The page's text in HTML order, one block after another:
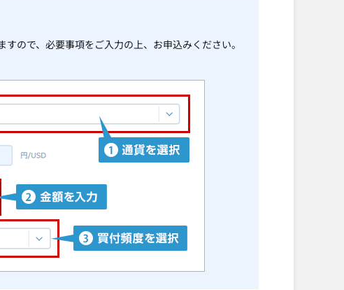
ので、必要事項をご入力の上、お申込みください。